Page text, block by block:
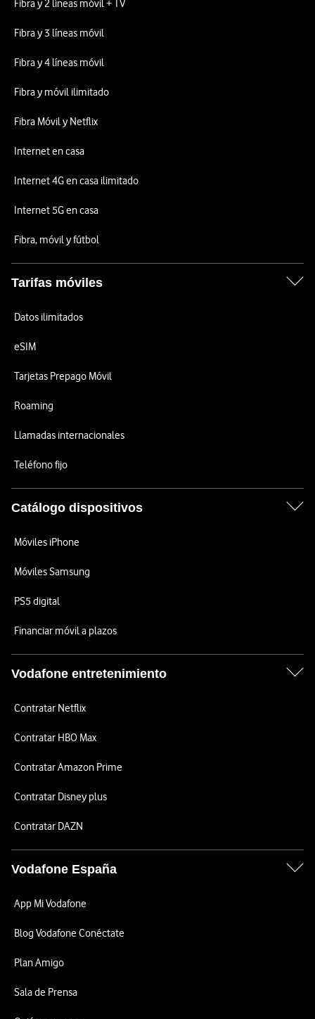
Fibra y 2 líneas móvil + TV
Fibra y 3 líneas móvil
Fibra y 4 líneas móvil
Fibra y móvil ilimitado
Fibra Móvil y Netflix
Internet en casa
Internet 4G en casa ilimitado
Internet 5G en casa
Fibra, móvil y fútbol
Tarifas móviles
Datos ilimitados
eSIM
Tarjetas Prepago Móvil
Roaming
Llamadas internacionales
Teléfono fijo
Catálogo dispositivos
Móviles iPhone
Móviles Samsung
PS5 digital
Financiar móvil a plazos
Vodafone entretenimiento
Contratar Netflix
Contratar HBO Max
Contratar Amazon Prime
Contratar Disney plus
Contratar DAZN
Vodafone España
App Mi Vodafone
Blog Vodafone Conéctate
Plan Amigo
Sala de Prensa